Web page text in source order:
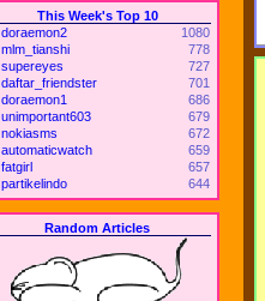
This Week's Top 10
doraemon2
1080
mlm_tianshi
778
supereyes
727
daftar_friendster
701
doraemon1
686
unimportant603
679
nokiasms
672
automaticwatch
659
fatgirl
657
partikelindo
644
Random Articles